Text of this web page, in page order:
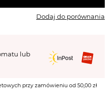
Dodaj do porównania
lub
przy zamówieniu od 50,00 zł